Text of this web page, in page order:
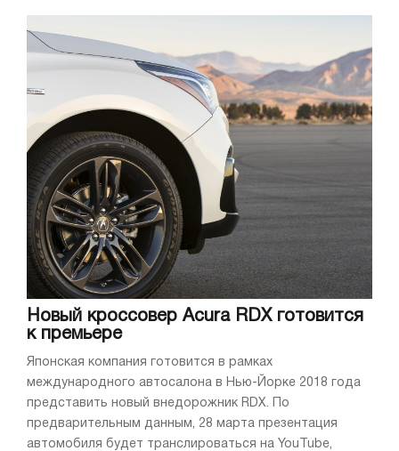
Новый кроссовер Acura RDX готовится
к премьере
Японская компания готовится в рамках
международного автосалона в Нью-Йорке 2018 года
представить новый внедорожник RDX. По
предварительным данным, 28 марта презентация
автомобиля будет транслироваться на YouTube,